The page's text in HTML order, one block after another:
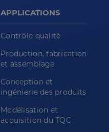
APPLICATIONS
Contrôle qualité
Production, fabrication
et assemblage
Conception et
ingénierie des produits
Modélisation et
acquisition du TQC